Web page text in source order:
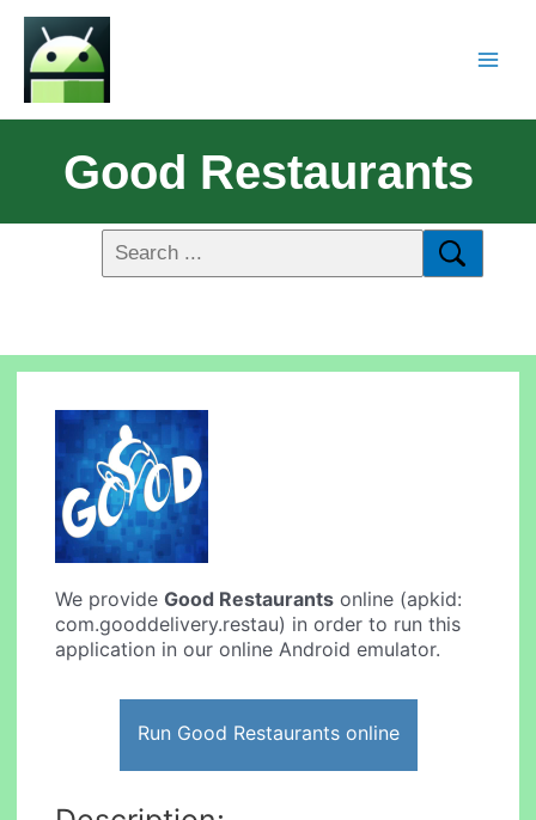
Good Restaurants
We provideGood Restaurants online (apkid:
com.gooddelivery.restau) in order to run this
application in our online Android emulator.
Run Good Restaurants online